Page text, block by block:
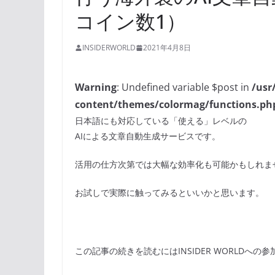
コイン数1）
INSIDERWORLD 2021年4月8日
Warning: Undefined variable $post in /
content/themes/colormag/
日本語にも対応している「使える」レベルの
AIによる文章自動生成サービスです。
活用の仕方次第では大幅な効率化も可能かもしれま
お試しで実際に触ってみるといいかと思います。
この記事の続きを読むにはINSIDER WORLDへの参